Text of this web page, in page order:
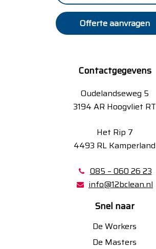
Offerte aanvragen
Contactgegevens
Oudelandseweg 5
3194 AR Hoogvliet RT
Het Rip 7
4493 RL Kamperland
085 – 060 26 23
info@12bclean.nl
Snel naar
De Workers
De Masters